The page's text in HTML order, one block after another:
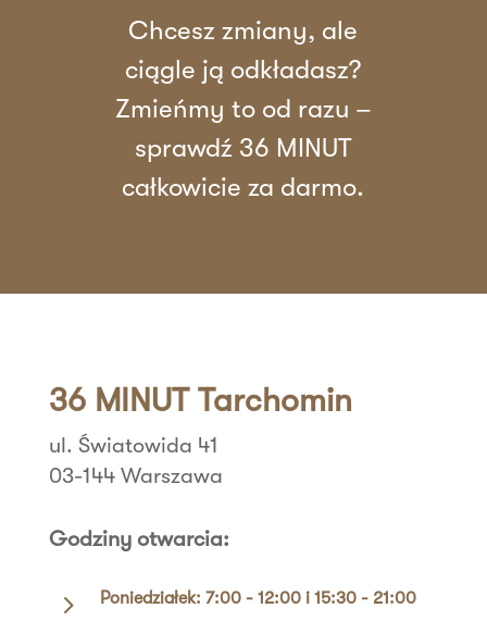
Chcesz zmiany, ale
ciągle ją odkładasz?
Zmieńmy to od razu –
sprawdź 36 MINUT
całkowicie za darmo.
36 MINUT Tarchomin
ul. Światowida 41
03-144 Warszawa
Godziny otwarcia:
5 Poniedziałek: 7:00 - 12:00 i 15:30 - 21:00